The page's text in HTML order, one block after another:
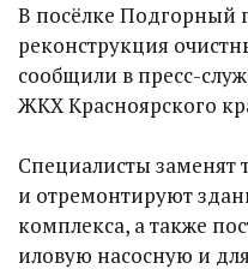
В посёлке Подгорный
реконструкция
сообщили в пресс-
ЖКХ Красноярского
Специалисты заменят
и отремонтируют
комплекса, а также
иловую насосную и